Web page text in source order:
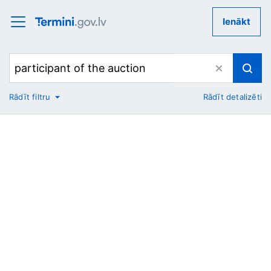
Ienākt
No
Rādīt filtru Rādīt detalizēti